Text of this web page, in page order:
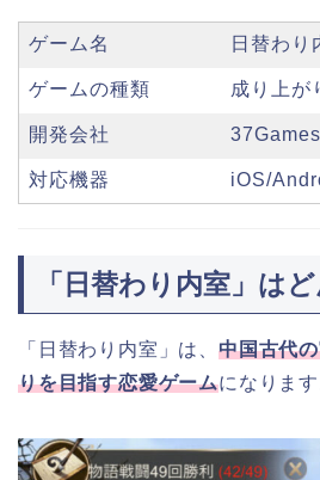
ゲーム名 日替わり
ゲームの種類 成り上が
開発会社 37Games
対応機器 iOS/
「日替わり内室」は
「日替わり内室」は、 中国古代
りを目指す恋愛ゲームになります